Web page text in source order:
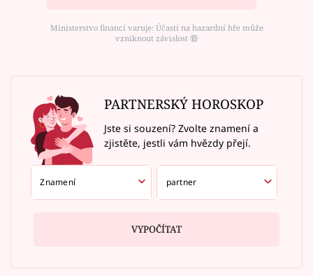
Ministerstvo financí varuje: Účastí na hazardní hře může
vzniknout závislost ⑱
PARTNERSKÝ HOROSKOP
Jste si souzení? Zvolte znamení a
zjistěte, jestli vám hvězdy přejí.
VYPOČÍTAT